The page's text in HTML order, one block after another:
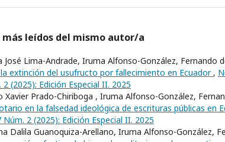
leídos del mismo autor/a
José Lima-Andrade, Iruma Alfonso-González, Fernando
extinción del usufructo por fallecimiento en Ecuador ,
2 (2025): Edición Especial II. 2025
Xavier Prado-Chiriboga , Iruma Alfonso-González,
en la falsedad ideológica de escrituras públicas en
Núm. 2 (2025): Edición Especial II. 2025
Dalila Guanoquiza-Arellano, Iruma Alfonso-González,